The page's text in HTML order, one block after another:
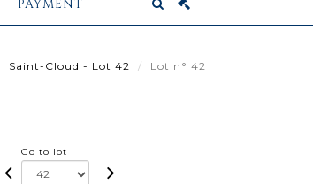
PAYMENT
Saint-Cloud - Lot 42 Lot n° 42
Go to lot